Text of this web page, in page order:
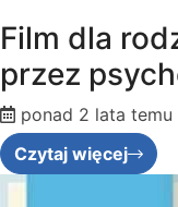
Film dla
przez
ponad 2 lata temu
Czytaj więcej